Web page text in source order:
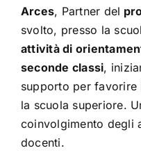
Arces, Partner del
svolto, presso la
attività di
seconde classi,
supporto per
la scuola superiore.
coinvolgimento degli
docenti.